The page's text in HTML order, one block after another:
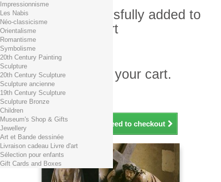
Product successfully added to
your shopping cart
Quantity
Total
There is 1 item in your cart.
Total products (tax incl.)
Total shipping TTC
Total (tax incl.)
Continue shopping Proceed to checkout
Impressionnisme
Les Nabis
Néo-classicisme
Orientalisme
Romantisme
Symbolisme
20th Century Painting
Sculpture
20th Century Sculpture
Sculpture ancienne
19th Century Sculpture
Sculpture Bronze
Children
Museum's Shop & Gifts
Jewellery
Art et Bande dessinée
Livraison cadeau Livre d'art
Sélection pour enfants
Gift Cards and Boxes